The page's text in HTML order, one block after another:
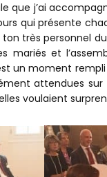
que j’ai
qui présente
très personnel du
mariés et
un moment
attendues sur
voulaient